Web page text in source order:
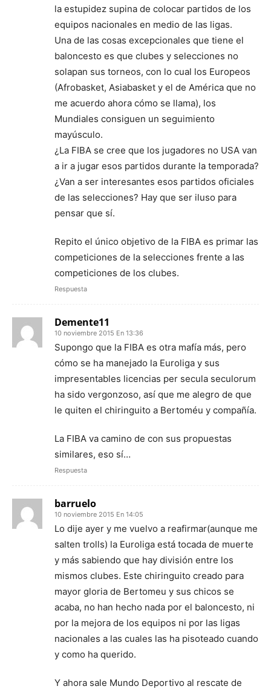
la estupidez supina de colocar partidos de los
equipos nacionales en medio de las ligas.
Una de las cosas excepcionales que tiene el
baloncesto es que clubes y selecciones no
solapan sus torneos, con lo cual los Europeos
(Afrobasket, Asiabasket y el de América que no
me acuerdo ahora cómo se llama), los
Mundiales consiguen un seguimiento
mayúsculo.
¿La FIBA se cree que los jugadores no USA van
a ir a jugar esos partidos durante la temporada?
¿Van a ser interesantes esos partidos oficiales
de las selecciones? Hay que ser iluso para
pensar que sí.
Repito el único objetivo de la FIBA es primar las
competiciones de la selecciones frente a las
competiciones de los clubes.
Respuesta
Demente11
10 noviembre 2015 En 13:36
Supongo que la FIBA es otra mafía más, pero
cómo se ha manejado la Euroliga y sus
impresentables licencias per secula seculorum
ha sido vergonzoso, así que me alegro de que
le quiten el chiringuito a Bertoméu y compañía.
La FIBA va camino de con sus propuestas
similares, eso sí…
Respuesta
barruelo
10 noviembre 2015 En 14:05
Lo dije ayer y me vuelvo a reafirmar(aunque me
salten trolls) la Euroliga está tocada de muerte
y más sabiendo que hay división entre los
mismos clubes. Este chiringuito creado para
mayor gloria de Bertomeu y sus chicos se
acaba, no han hecho nada por el baloncesto, ni
por la mejora de los equipos ni por las ligas
nacionales a las cuales las ha pisoteado cuando
y como ha querido.
Y ahora sale Mundo Deportivo al rescate de